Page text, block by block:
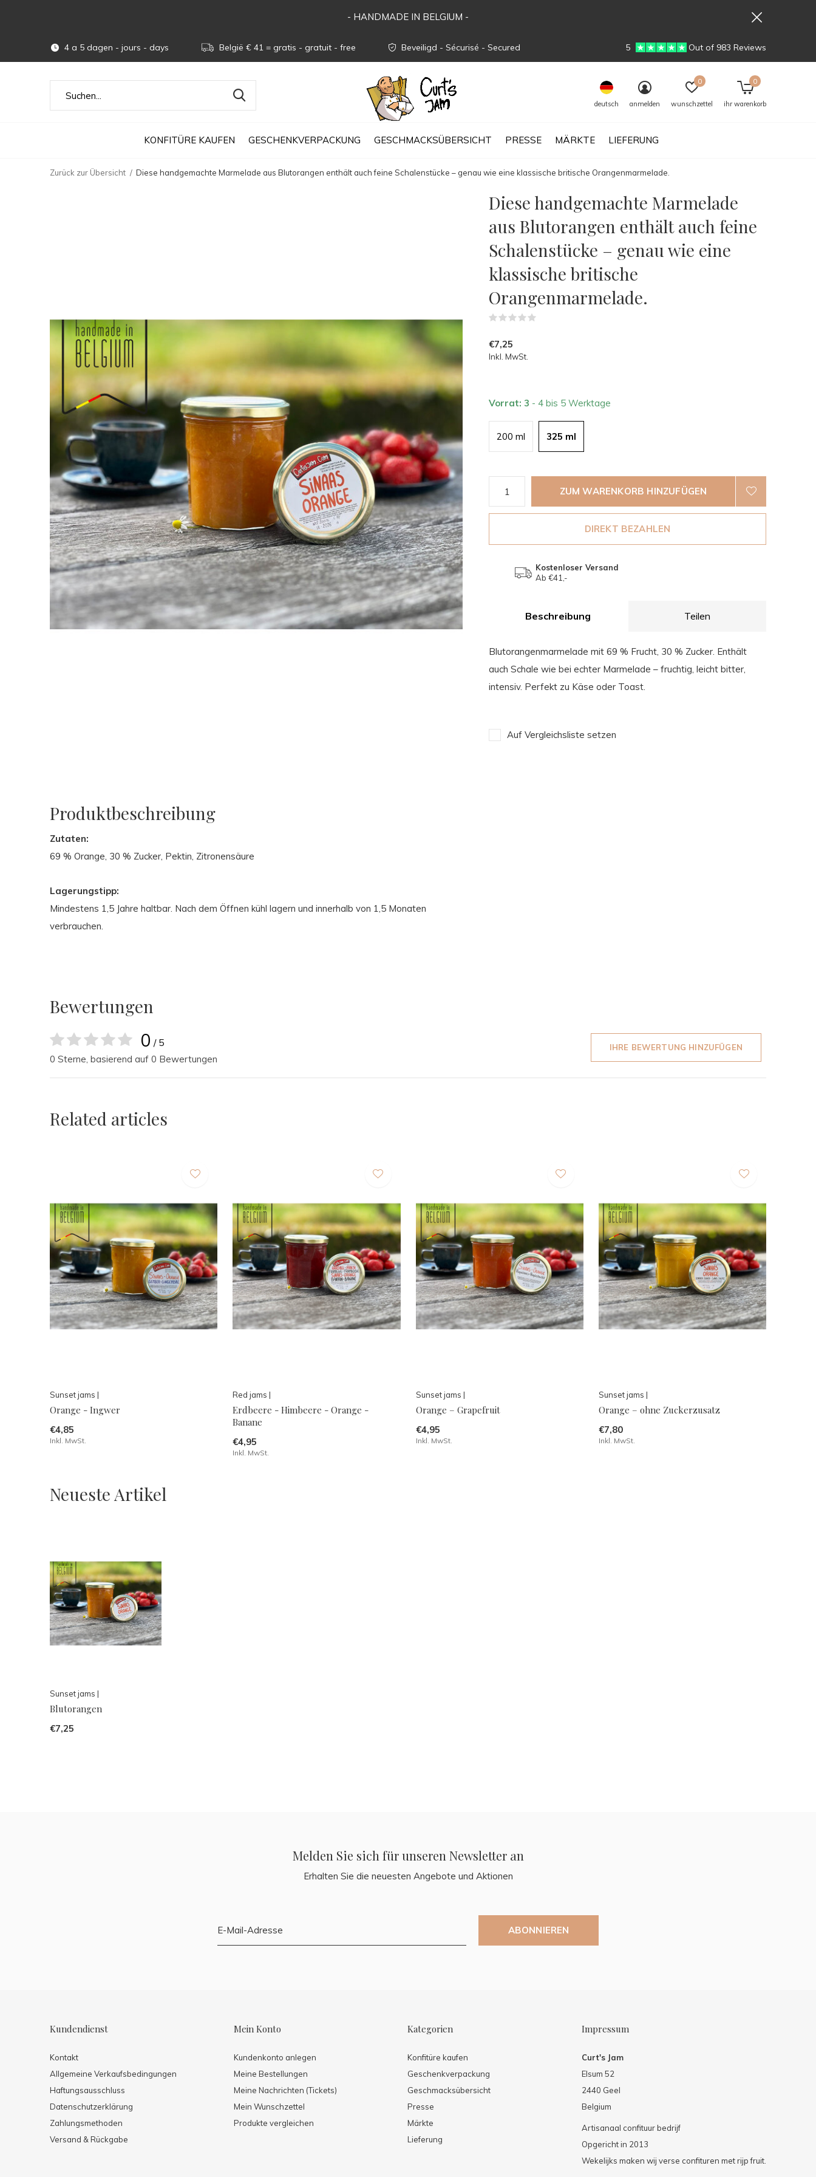
KONFITÜRE KAUFEN GESCHENKVERPACKUNG GESCHMACKSÜBERSICHT PRESSE MÄRKTE LIEFERUNG
deutsch anmelden wunschzettel
0
ihr warenkorb
0
4 a 5 dagen - jours - days België € 41 = gratis - gratuit - free Beveiligd - Sécurisé - Secured 5 Out of 983 Reviews
- HANDMADE IN BELGIUM -
Zurück zur Übersicht Diese handgemachte Marmelade aus Blutorangen enthält auch feine Schalenstücke – genau wie eine klassische britische Orangenmarmelade.
Diese handgemachte Marmelade
aus Blutorangen enthält auch feine
Schalenstücke – genau wie eine
klassische britische
Orangenmarmelade.
€7,25
Inkl. MwSt.
Vorrat: 3 - 4 bis 5 Werktage
200 ml 325 ml
ZUM WARENKORB HINZUFÜGEN
DIREKT BEZAHLEN
Kostenloser Versand
Ab €41,-
Beschreibung Teilen
Blutorangenmarmelade mit 69 % Frucht, 30 % Zucker. Enthält
auch Schale wie bei echter Marmelade – fruchtig, leicht bitter,
intensiv. Perfekt zu Käse oder Toast.
Auf Vergleichsliste setzen
Produktbeschreibung
Zutaten:
69 % Orange, 30 % Zucker, Pektin, Zitronensäure
Lagerungstipp:
Mindestens 1,5 Jahre haltbar. Nach dem Öffnen kühl lagern und innerhalb von 1,5 Monaten
verbrauchen.
Bewertungen
0 / 5
0 Sterne, basierend auf 0 Bewertungen
IHRE BEWERTUNG HINZUFÜGEN
Related articles
Sunset jams |
Orange - Ingwer
€4,85
Inkl. MwSt.
Red jams |
Erdbeere - Himbeere - Orange -
Banane
€4,95
Inkl. MwSt.
Sunset jams |
Orange – Grapefruit
€4,95
Inkl. MwSt.
Sunset jams |
Orange – ohne Zuckerzusatz
€7,80
Inkl. MwSt.
Neueste Artikel
Sunset jams |
Blutorangen
€7,25
Melden Sie sich für unseren Newsletter an
Erhalten Sie die neuesten Angebote und Aktionen
ABONNIEREN
Kundendienst
Kontakt
Allgemeine Verkaufsbedingungen
Haftungsausschluss
Datenschutzerklärung
Zahlungsmethoden
Versand & Rückgabe
Mein Konto
Kundenkonto anlegen
Meine Bestellungen
Meine Nachrichten (Tickets)
Mein Wunschzettel
Produkte vergleichen
Kategorien
Konfitüre kaufen
Geschenkverpackung
Geschmacksübersicht
Presse
Märkte
Lieferung
Impressum
Curt's Jam
Elsum 52
2440 Geel
Belgium
Artisanaal confituur bedrijf
Opgericht in 2013
Wekelijks maken wij verse confituren met rijp fruit.